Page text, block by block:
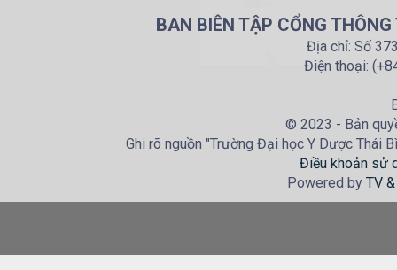
BAN BIÊN TẬP CỔNG
Địa chỉ: Số
Điện thoại:
© 2023 - Bản
Ghi rõ nguồn "Trường Đại học Y Dược Thái
Điều khoản sử
Powered by TV